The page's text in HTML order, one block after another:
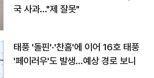
국 사과…"제 잘못"
태풍 '돌핀'·'찬홈'에 이어 16호 태풍
'페이러우'도 발생…예상 경로 보니